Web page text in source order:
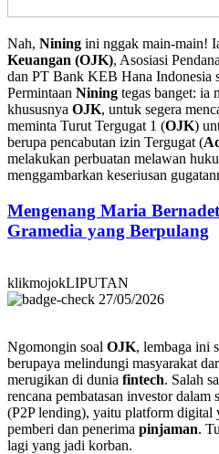
Nah, Nining ini nggak main-main!
Keuangan (OJK), Asosiasi
dan PT Bank KEB Hana Indonesia
Permintaan Nining tegas banget: ia
khususnya OJK, untuk segera
meminta Turut Tergugat 1 (OJK)
berupa pencabutan izin Tergugat (
melakukan perbuatan melawan
menggambarkan keseriusan
Mengenang Maria
Gramedia yang Berpulang
klikmojokLIPUTAN
27/05/2026
Ngomongin soal OJK, lembaga ini
berupaya melindungi masyarakat
merugikan di dunia fintech. Salah
rencana pembatasan investor dalam
(P2P lending), yaitu platform digital
pemberi dan penerima pinjaman.
lagi yang jadi korban.